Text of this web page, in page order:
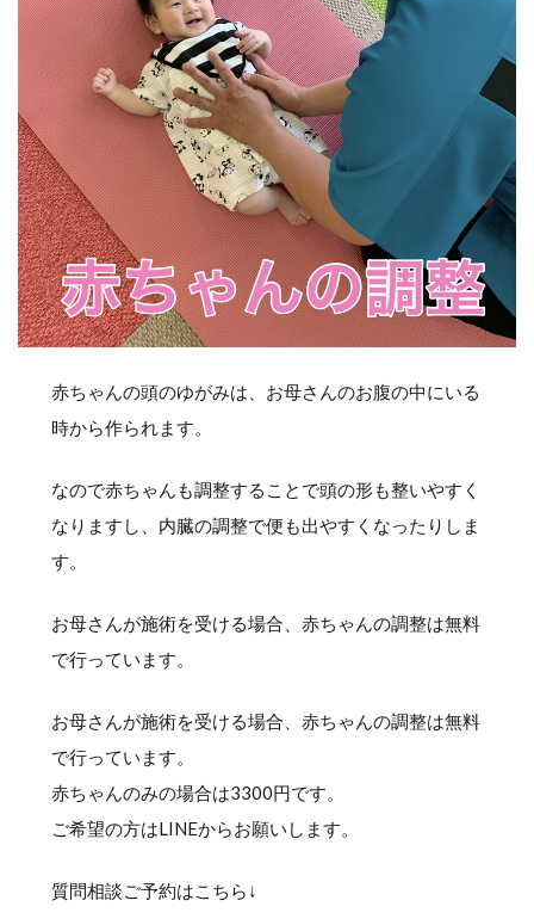
赤ちゃんの頭のゆがみは、お母さんのお腹の中にいる
時から作られます。
なので赤ちゃんも調整することで頭の形も整いやすく
なりますし、内臓の調整で便も出やすくなったりしま
す。
お母さんが施術を受ける場合、赤ちゃんの調整は無料
で行っています。
お母さんが施術を受ける場合、赤ちゃんの調整は無料
で行っています。
赤ちゃんのみの場合は3300円です。
ご希望の方はLINEからお願いします。
質問相談ご予約はこちら↓